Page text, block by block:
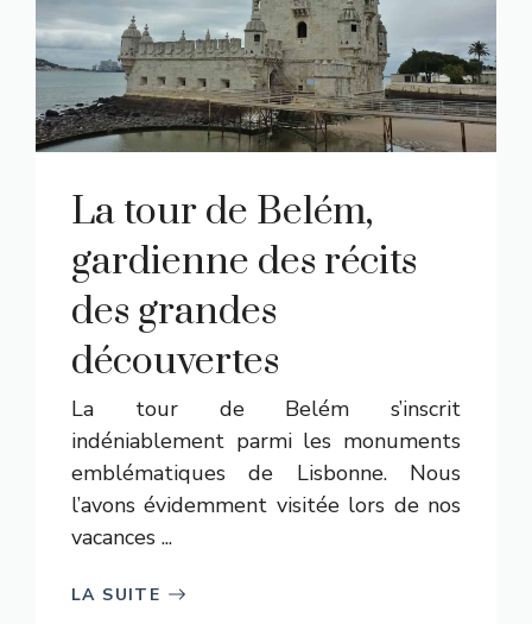
La tour de Belém,
gardienne des récits
des grandes
découvertes
La tour de Belém s’inscrit
indéniablement parmi les monuments
emblématiques de Lisbonne. Nous
l’avons évidemment visitée lors de nos
vacances ...
LA SUITE